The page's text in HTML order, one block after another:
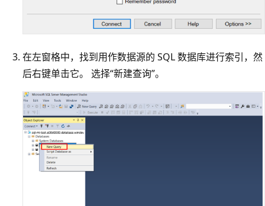
在左窗格中，找到用作数据源的 SQL 数据库进行索引，然
后右键单击它。 选择“新建查询”。